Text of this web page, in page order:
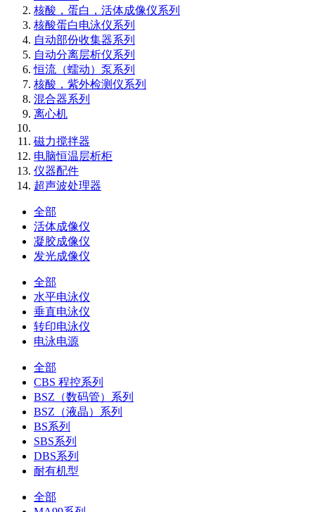
核酸，蛋白，活体成像仪系列
核酸蛋白电泳仪系列
自动部份收集器系列
自动分离层析仪系列
恒流（蠕动）泵系列
核酸，紫外检测仪系列
混合器系列
离心机
磁力搅拌器
电脑恒温层析柜
仪器配件
超声波处理器
全部
活体成像仪
凝胶成像仪
发光成像仪
全部
水平电泳仪
垂直电泳仪
转印电泳仪
电泳电源
全部
CBS 程控系列
BSZ（数码管）系列
BSZ（液晶）系列
BS系列
SBS系列
DBS系列
耐有机型
全部